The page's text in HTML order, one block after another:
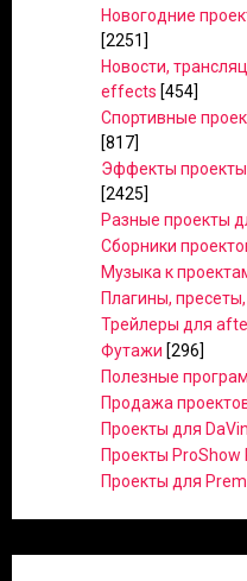
Новогодние
[2251]
Новости,
effects [454]
Спортивные
[817]
Эффекты
[2425]
Разные проекты
Сборники
Музыка к
Плагины,
Трейлеры для
Футажи [296]
Полезные
Продажа
Проекты для
Проекты ProShow
Проекты для